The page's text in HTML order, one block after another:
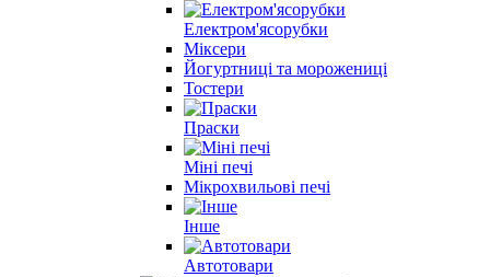
Електром'ясорубки
Міксери
Йогуртниці та морожениці
Тостери
Праски
Мiнi печi
Мікрохвильові печі
Інше
Автотовари